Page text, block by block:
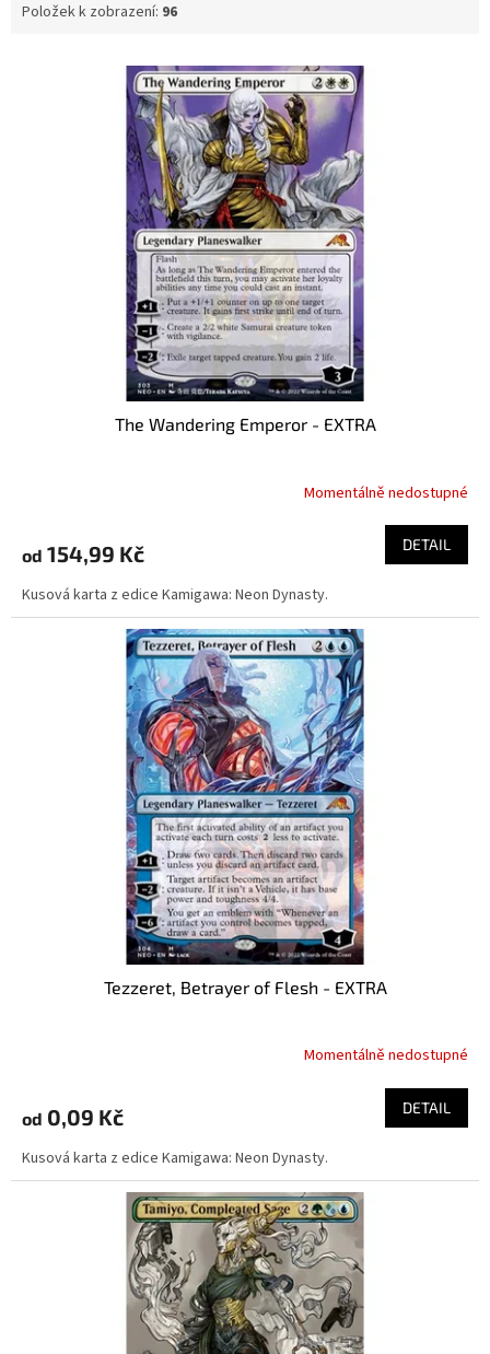
Položek k zobrazení: 96
The Wandering Emperor - EXTRA
Momentálně nedostupné
od 154,99 Kč DETAIL
Kusová karta z edice Kamigawa: Neon Dynasty.
Tezzeret, Betrayer of Flesh - EXTRA
Momentálně nedostupné
od 0,09 Kč DETAIL
Kusová karta z edice Kamigawa: Neon Dynasty.